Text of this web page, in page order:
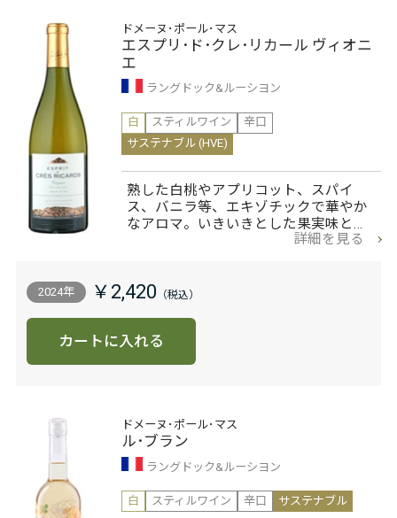
ドメーヌ･ポール･マス
エスプリ･ド･クレ･リカール ヴィオニ
エ
ラングドック&ルーシヨン
白
スティルワイン
辛口
サステナブル (HVE)
熟した白桃やアプリコット、スパイ
ス、バニラ等、エキゾチックで華やか
なアロマ。いきいきとした果実味と…
詳細を見る
2024年 ￥2,420
カートに入れる
ドメーヌ･ポール･マス
ル･ブラン
ラングドック&ルーシヨン
白
スティルワイン 辛口 サステナブル